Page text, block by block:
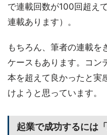
で連載回数が100回超え
連載あります）。
もちろん、筆者の連載を
ケースもあります。コ
本を超えて良かったと実
けようと思っています。
起業で成功するには